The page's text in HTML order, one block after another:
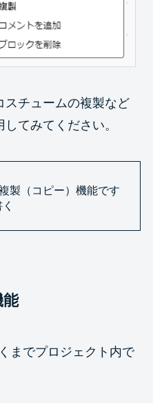
スチュームの複製など
てみてください。
製（コピー）機能です
までプロジェクト内で